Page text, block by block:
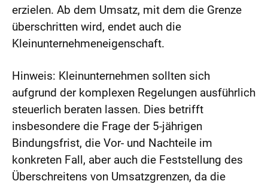
erzielen. Ab dem Umsatz, mit dem die Grenze
überschritten wird, endet auch die
Kleinunternehmeneigenschaft.
Hinweis: Kleinunternehmen sollten sich
aufgrund der komplexen Regelungen ausführlich
steuerlich beraten lassen. Dies betrifft
insbesondere die Frage der 5-jährigen
Bindungsfrist, die Vor- und Nachteile im
konkreten Fall, aber auch die Feststellung des
Überschreitens von Umsatzgrenzen, da die